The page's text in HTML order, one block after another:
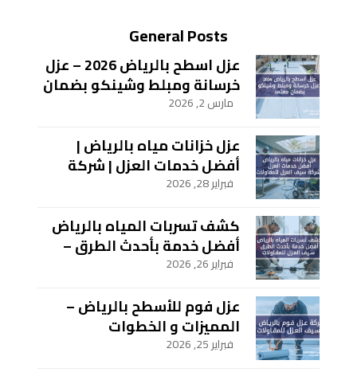
General Posts
عزل اسطح بالرياض 2026 – عزل
خرسانة ومبلط وشينكو بضمان
معتمد
مارس 2, 2026
عزل خزانات مياه بالرياض |
أفضل خدمات العزل | شركة
سيف العزل للمقاولات
فبراير 28, 2026
كشف تسربات المياه بالرياض
أفضل خدمة بأحدث الطرق –
سيف العزل للمقاولات
فبراير 26, 2026
عزل فوم للأسطح بالرياض –
المميزات و الخطوات
فبراير 25, 2026